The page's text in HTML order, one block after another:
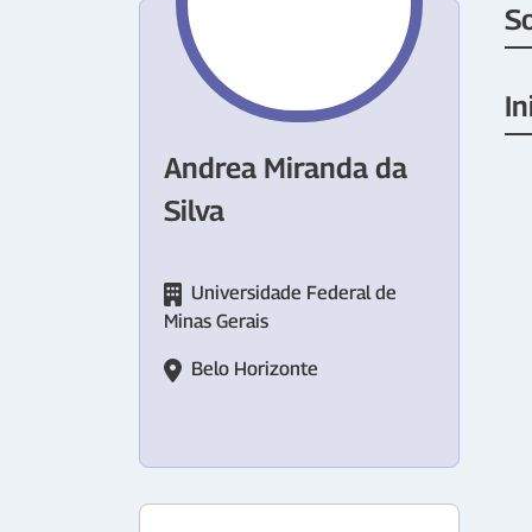
Andrea Miranda da
Silva
Universidade Federal de
Minas Gerais
Belo Horizonte